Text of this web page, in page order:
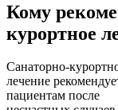
Кому
курортное
Санаторно-
лечение
пациентам после